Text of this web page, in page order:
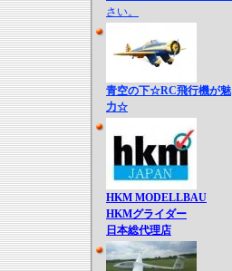
さい。
青空の下☆RC飛行機が魅
力☆
HKM MODELLBAU
HKMグライダー
日本総代理店